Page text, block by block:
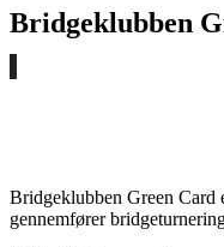
Bridgeklubben
Bridgeklubben Green Card
gennemfører